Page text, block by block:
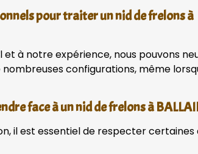
pour traiter un nid de frelons à
à notre expérience, nous pouvons
configurations, même
face à un nid de frelons à
il est essentiel de respecter certaines